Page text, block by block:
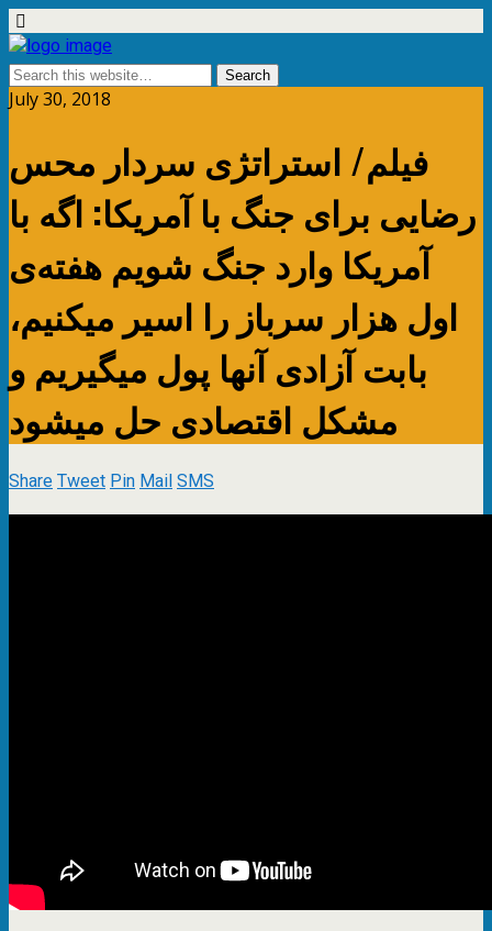
July 30, 2018
فیلم/ استراتژی سردار محس
رضایی برای جنگ با آمریکا: اگە با
آمریکا وارد جنگ شویم هفتەی
اول هزار سرباز را اسیر میکنیم،
بابت آزادی آنها پول میگیریم و
مشکل اقتصادی حل میشود
ShareTweetPinMailSMS